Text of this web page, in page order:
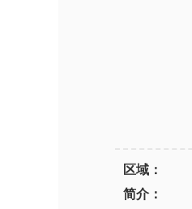
区域：
简介：